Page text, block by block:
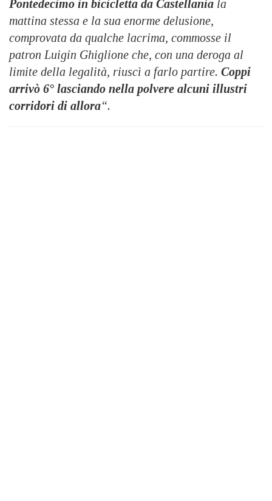
Pontedecimo in bicicletta da Castellania la
mattina stessa e la sua enorme delusione,
comprovata da qualche lacrima, commosse il
patron Luigin Ghiglione che, con una deroga al
limite della legalità, riuscì a farlo partire. Coppi
arrivò 6° lasciando nella polvere alcuni illustri
corridori di allora“.